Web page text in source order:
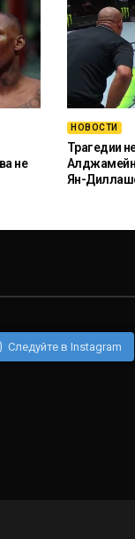
не
НОВОСТИ
Трагедии
Ян-
Следуйте в Instagram